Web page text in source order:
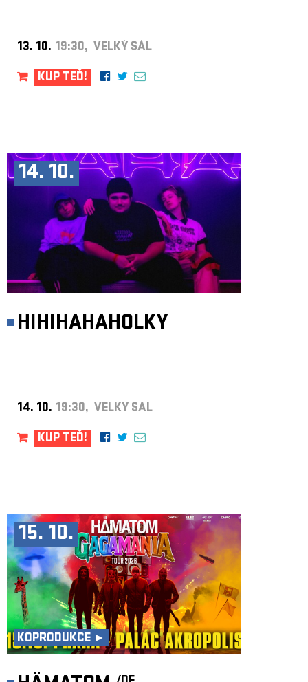
13. 10. 19:30, VELKÝ SÁL
KUP TEĎ!
14. 10.
HIHIHAHAHOLKY
14. 10. 19:30, VELKÝ SÁL
KUP TEĎ!
15. 10.
KOPRODUKCE ►